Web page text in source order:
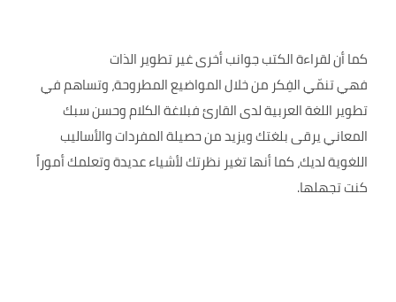
كما أن لقراءة الكتب جوانب أخرى غير تطوير الذات
فهي تنمّي الفِكر من خلال المواضيع المطروحة، وتساهم في
تطوير اللغة العربية لدى القارئ فبلاغة الكلام وحسن سبك
المعاني يرقى بلغتك ويزيد من حصيلة المفردات والأساليب
اللغوية لديك، كما أنها تغير نظرتك لأشياء عديدة وتعلمك أموراً
كنت تجهلها.